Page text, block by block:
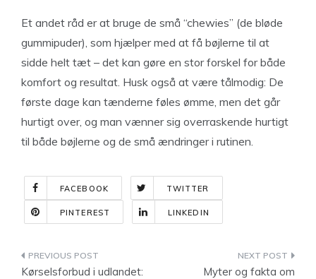
Et andet råd er at bruge de små “chewies” (de bløde
gummipuder), som hjælper med at få bøjlerne til at
sidde helt tæt – det kan gøre en stor forskel for både
komfort og resultat. Husk også at være tålmodig: De
første dage kan tænderne føles ømme, men det går
hurtigt over, og man vænner sig overraskende hurtigt
til både bøjlerne og de små ændringer i rutinen.
FACEBOOK TWITTER
PINTEREST LINKEDIN
Indlægsnavigation
Kørselsforbud i udlandet:
Myter og fakta om